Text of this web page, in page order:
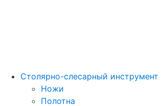
Столярно-слесарный инструмент
Ножи
Полотна